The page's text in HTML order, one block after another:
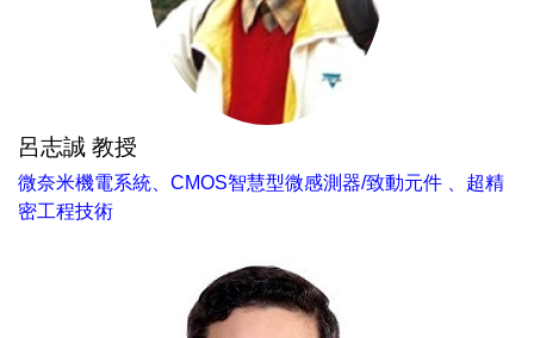
呂志誠 教授
微奈米機電系統、CMOS智慧型微感測器/致動元件 、超精
密工程技術